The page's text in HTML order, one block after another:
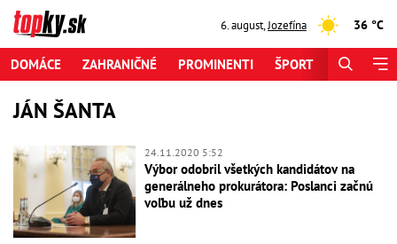
6. august,Jozefína 36 °C
DOMÁCE ZAHRANIČNÉ PROMINENTI ŠPORT
JÁN ŠANTA
24.11.2020 5:52
Výbor odobril všetkých kandidátov na
generálneho prokurátora: Poslanci začnú
voľbu už dnes